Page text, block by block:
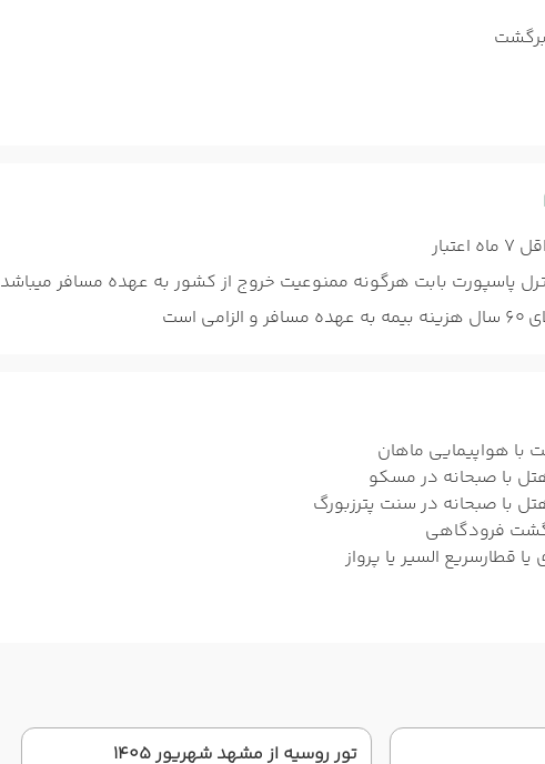
پاسپورت بابت هرگونه ممنوعیت خروج از کشور به عهده مسافر میباشد
است
با هواپیمایی ماهان
فرودگاهی
قطارسریع السیر یا پرواز
تور روسیه از مشهد شهریور 1405